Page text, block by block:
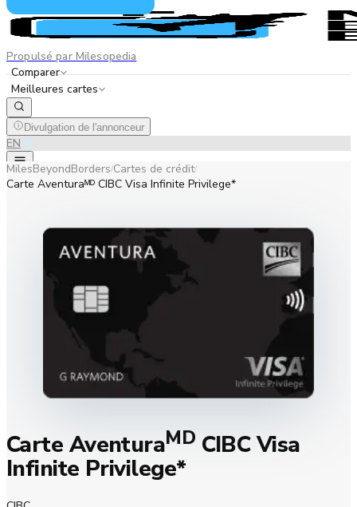
Propulsé par Milesopedia
Comparer
Meilleures cartes
Divulgation de l'annonceur
ENFR
MilesBeyondBorders/Cartes de crédit/
Carte Aventuraᴹᴰ CIBC Visa Infinite Privilege*
Carte AventuraMD CIBC Visa
Infinite Privilege*